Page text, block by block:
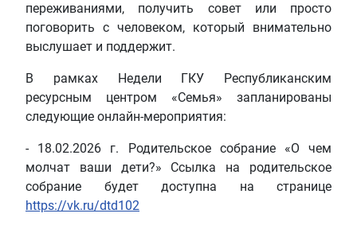
переживаниями, получить совет или просто
поговорить с человеком, который внимательно
выслушает и поддержит.
В рамках Недели ГКУ Республиканским
ресурсным центром «Семья» запланированы
следующие онлайн-мероприятия:
- 18.02.2026 г. Родительское собрание «О чем
молчат ваши дети?» Ссылка на родительское
собрание будет доступна на странице
https://vk.ru/dtd102